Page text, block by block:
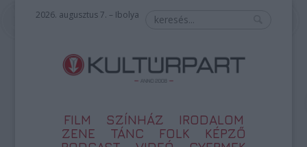
2026. augusztus 7. – Ibolya
FILM SZÍNHÁZ
IRODALOM
ZENE
TÁNC FOLK
KÉPZŐ